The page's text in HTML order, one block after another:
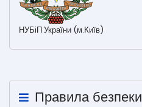
НУБіП України (м.Київ)
Правила безпеки